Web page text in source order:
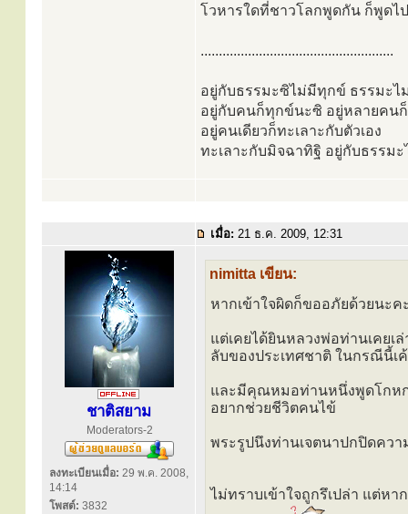
โวหารใดที่ชาวโลกพูดกัน ก็พูด
.....................................................
อยู่กับธรรมะซิไม่มีทุกข์ ธรรมะ
อยู่กับคนก็ทุกข์นะซิ อยู่หลายคนก็
อยู่คนเดียวก็ทะเลาะกับตัวเอง
ทะเลาะกับมิจฉาทิฐิ อยู่กับธรรมะ
เมื่อ: 21 ธ.ค. 2009, 12:31
ชาติสยาม
Moderators-2
ลงทะเบียนเมื่อ: 29 พ.ค. 2008,
14:14
โพสต์: 3832
nimitta เขียน:
หากเข้าใจผิดก็ขออภัยด้วยนะค
แต่เคยได้ยินหลวงพ่อท่านเคยเ
ลับของประเทศชาติ ในกรณีนี้เ
และมีคุณหมอท่านหนึ่งพูดโกหก
อยากช่วยชีวิตคนไข้
พระรูปนึงท่านเจตนาปกปิดควา
ไม่ทราบเข้าใจถูกรึเปล่า แต่ห